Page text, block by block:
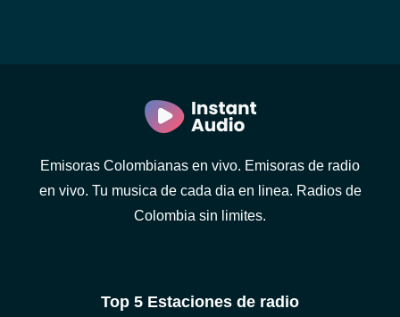
Emisoras Colombianas en vivo. Emisoras de radio
en vivo. Tu musica de cada dia en linea. Radios de
Colombia sin limites.
Top 5 Estaciones de radio